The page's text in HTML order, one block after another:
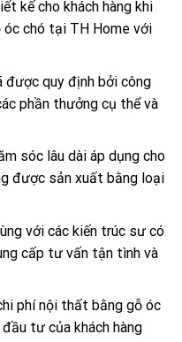
kế cho khách hàng khi
chó tại TH Home với
quy định bởi công
phần thưởng cụ thể và
sóc lâu dài áp dụng cho
được sản xuất bằng loại
với các kiến trúc sư có
cấp tư vấn tận tình và
phí nội thất bằng gỗ óc
tư của khách hàng